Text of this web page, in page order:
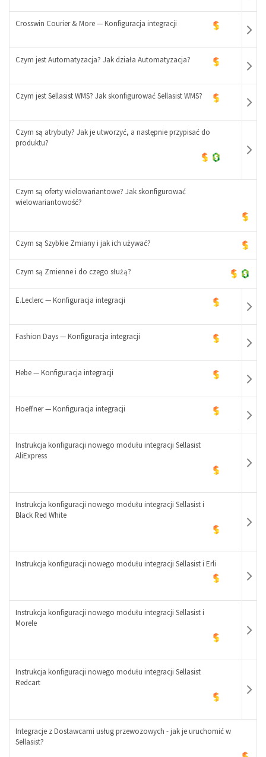
-
Crosswin Courier & More — Konfiguracja integracji
-
Czym jest Automatyzacja? Jak działa Automatyzacja?
-
Czym jest Sellasist WMS? Jak skonfigurować Sellasist WMS?
+
Czym są atrybuty? Jak je utworzyć, a następnie przypisać do
produktu?
-
+
Czym są oferty wielowariantowe? Jak skonfigurować
wielowariantowość?
Czym są Szybkie Zmiany i jak ich używać?
Czym są Zmienne i do czego służą?
E.Leclerc — Konfiguracja integracji
-
Fashion Days — Konfiguracja integracji
-
Hebe — Konfiguracja integracji
-
Hoeffner — Konfiguracja integracji
+
Instrukcja konfiguracji nowego modułu integracji Sellasist
AliExpress
+
Instrukcja konfiguracji nowego modułu integracji Sellasist i
Black Red White
-
Instrukcja konfiguracji nowego modułu integracji Sellasist i Erli
+
Instrukcja konfiguracji nowego modułu integracji Sellasist i
Morele
+
Instrukcja konfiguracji nowego modułu integracji Sellasist
Redcart
Integracje z Dostawcami usług przewozowych - jak je uruchomić w
Sellasist?